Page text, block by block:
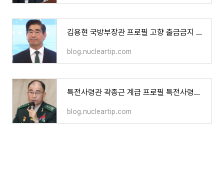
김용현 국방부장관 프로필 고향 출금금지 해외도피 충암고 사의 행방
blog.nucleartip.com
특전사령관 곽종근 계급 프로필 특전사령부 중장 사령관 육군
blog.nucleartip.com